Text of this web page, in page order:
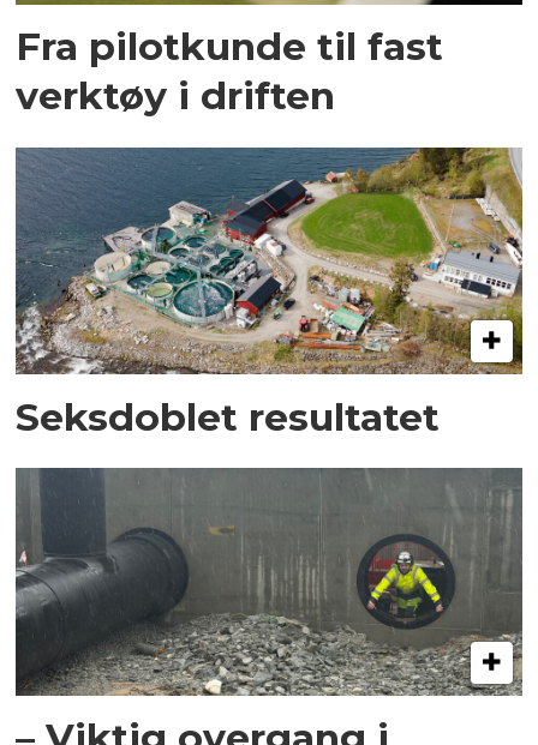
Fra pilotkunde til fast
verktøy i driften
Seksdoblet resultatet